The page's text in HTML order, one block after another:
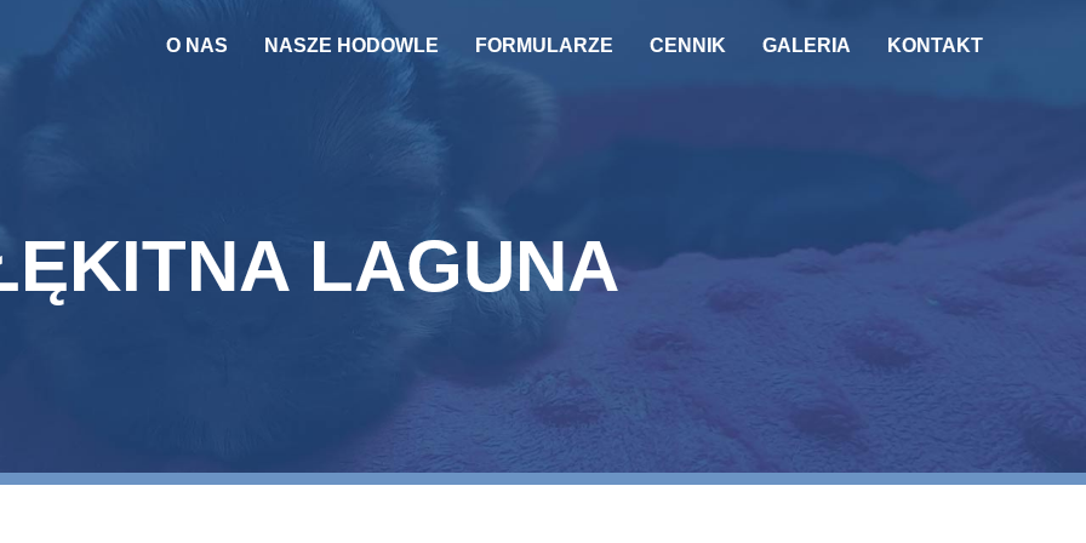
O NAS NASZE HODOWLE FORMULARZE CENNIK GALERIA KONTAKT
LAGUNA